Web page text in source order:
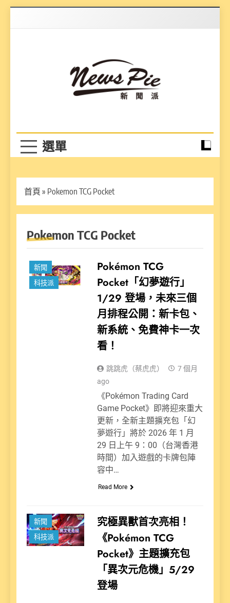
首頁 » Pokemon TCG Pocket
Pokemon TCG Pocket
新聞
科技派
Pokémon TCG
Pocket「幻夢遊行」
1/29 登場，未來三個
月排程公開：新卡包、
新系統、免費神卡一次
看！
跳跳虎（蔡虎虎）
7 個月
ago
《Pokémon Trading Card
Game Pocket》即將迎來重大
更新，全新主題擴充包「幻
夢遊行」將於 2026 年 1 月
29 日上午 9：00（台灣香港
時間）加入遊戲的卡牌包陣
容中…
Read More
新聞
科技派
究極異獸首次亮相！
《Pokémon TCG
Pocket》主題擴充包
「異次元危機」5/29
登場